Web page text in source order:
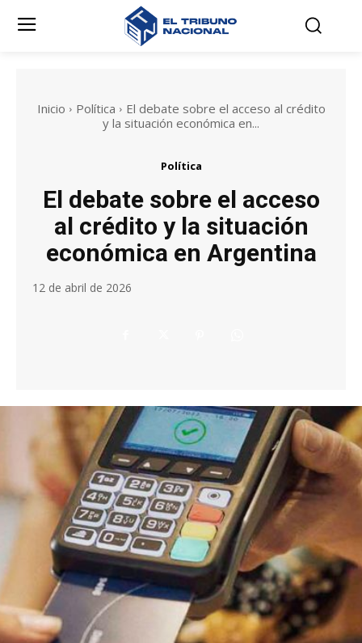
Inicio Política
El debate sobre el acceso al crédito
y la situación económica en...
Política
El debate sobre el acceso
al crédito y la situación
económica en Argentina
12 de abril de 2026